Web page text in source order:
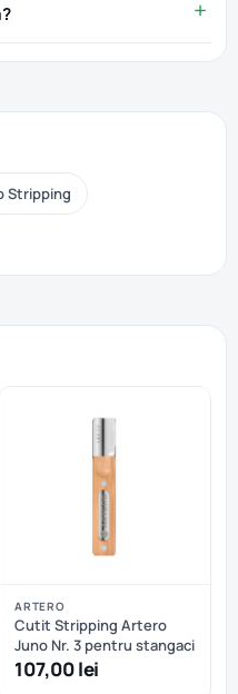
Stripping
ARTERO
Cutit Stripping Artero
Juno Nr. 3 pentru stangaci
107,00 lei